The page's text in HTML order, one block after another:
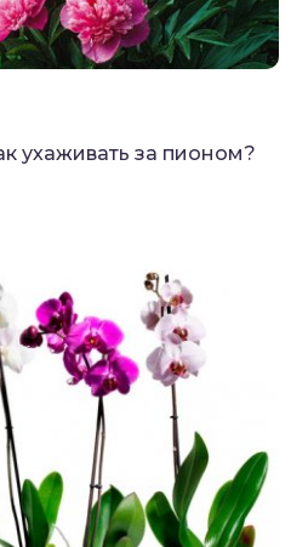
ухаживать за пионом?